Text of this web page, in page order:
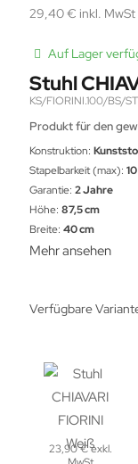
29,40 € inkl. MwSt
Auf Lager
Stuhl
KS/FIORINI.100/BS/
Produkt für den
Konstruktion:
Stapelbarkeit (max):
Garantie: 2 Jahre
Höhe: 87,5 cm
Breite: 40 cm
Mehr ansehen
Verfügbare
23,90 € exkl.